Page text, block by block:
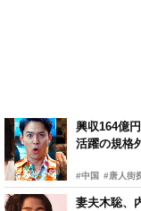
興収164億
活躍の規格
#中国 #唐人街
妻夫木聡、